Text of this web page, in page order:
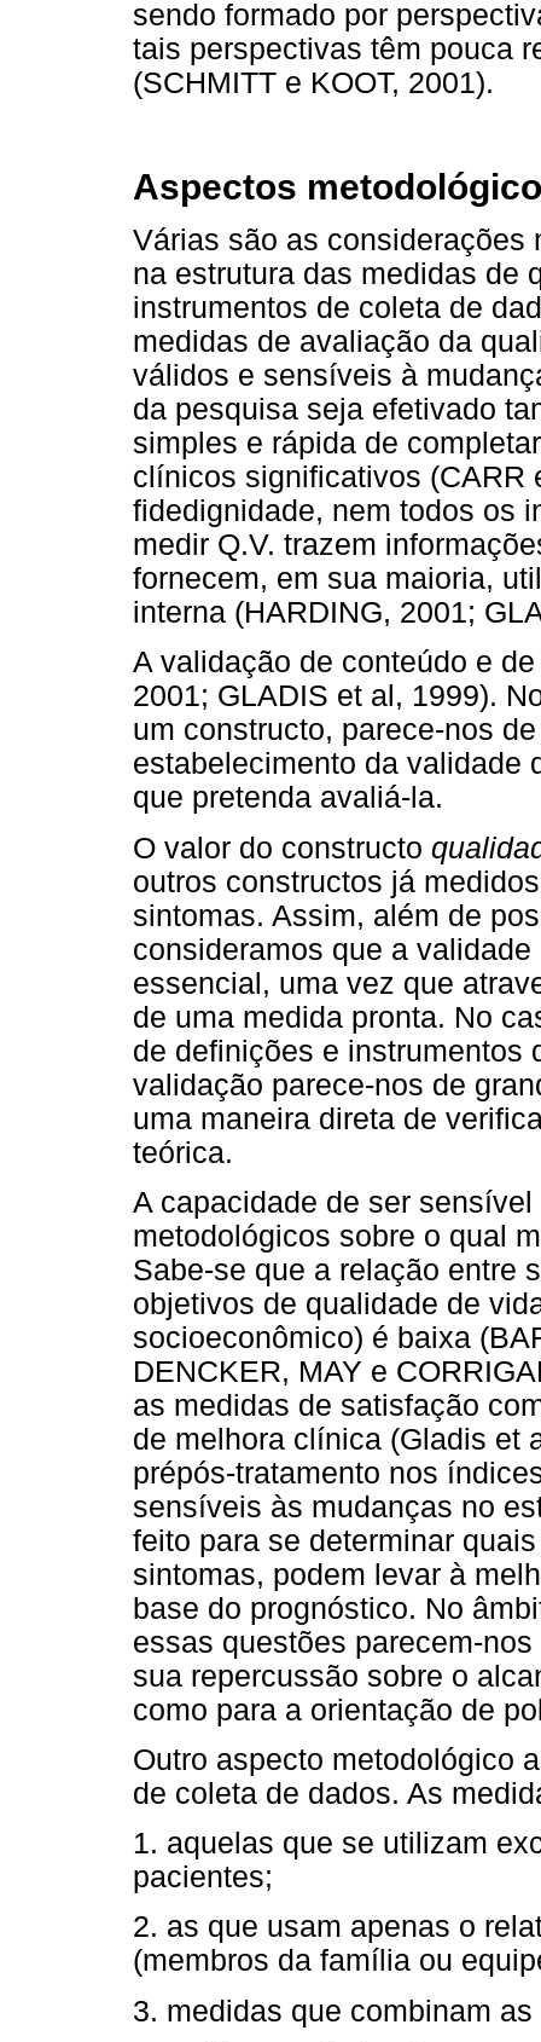
sendo formado por
tais perspectivas têm pouca
(SCHMITT e KOOT, 2001).
Aspectos
Várias são as considerações
na estrutura das medidas de
instrumentos de coleta de
medidas de avaliação da
válidos e sensíveis à
da pesquisa seja efetivado
simples e rápida de
clínicos significativos (CARR
fidedignidade, nem todos os
medir Q.V. trazem
fornecem, em sua maioria,
interna (HARDING, 2001;
A validação de conteúdo e
2001; GLADIS et al, 1999).
um constructo, parece-nos
estabelecimento da validade
que pretenda avaliá-la.
O valor do constructo
outros constructos já
sintomas. Assim, além de
consideramos que a
essencial, uma vez que
de uma medida pronta. No
de definições e instrumentos
validação parece-nos de
uma maneira direta de
teórica.
A capacidade de ser
metodológicos sobre o qual
Sabe-se que a relação entre
objetivos de qualidade de
socioeconômico) é baixa
DENCKER, MAY e
as medidas de satisfação
de melhora clínica (Gladis et
prépós-tratamento nos
sensíveis às mudanças no
feito para se determinar
sintomas, podem levar à
base do prognóstico. No
essas questões parecem-
sua repercussão sobre o
como para a orientação de
Outro aspecto metodológico
de coleta de dados. As
1. aquelas que se utilizam
pacientes;
2. as que usam apenas o
(membros da família ou
3. medidas que combinam